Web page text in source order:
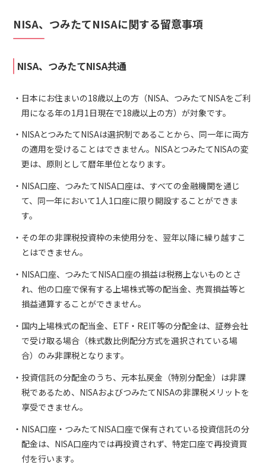
NISA、つみたてNISAに関する留意事項
NISA、つみたてNISA共通
日本にお住まいの18歳以上の方（NISA、つみたてNISAをご利
用になる年の1月1日現在で18歳以上の方）が対象です。
NISAとつみたてNISAは選択制であることから、同一年に両方
の適用を受けることはできません。NISAとつみたてNISAの変
更は、原則として暦年単位となります。
NISA口座、つみたてNISA口座は、すべての金融機関を通じ
て、同一年において1人1口座に限り開設することができま
す。
その年の非課税投資枠の未使用分を、翌年以降に繰り越すこ
とはできません。
NISA口座、つみたてNISA口座の損益は税務上ないものとさ
れ、他の口座で保有する上場株式等の配当金、売買損益等と
損益通算することができません。
国内上場株式の配当金、ETF・REIT等の分配金は、証券会社
で受け取る場合（株式数比例配分方式を選択されている場
合）のみ非課税となります。
投資信託の分配金のうち、元本払戻金（特別分配金）は非課
税であるため、NISAおよびつみたてNISAの非課税メリットを
享受できません。
NISA口座・つみたてNISA口座で保有されている投資信託の分
配金は、NISA口座内では再投資されず、特定口座で再投資買
付を行います。